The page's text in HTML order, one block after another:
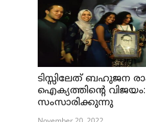
ടിസ്സിലേത് ബഹുജന
ഐക്യത്തിന്റെ വിജയം:
സംസാരിക്കുന്നു